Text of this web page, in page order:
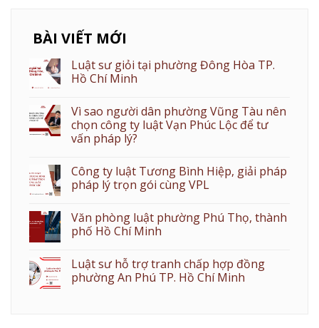
BÀI VIẾT MỚI
Luật sư giỏi tại phường Đông Hòa TP.
Hồ Chí Minh
Vì sao người dân phường Vũng Tàu nên
chọn công ty luật Vạn Phúc Lộc để tư
vấn pháp lý?
Công ty luật Tương Bình Hiệp, giải pháp
pháp lý trọn gói cùng VPL
Văn phòng luật phường Phú Thọ, thành
phố Hồ Chí Minh
Luật sư hỗ trợ tranh chấp hợp đồng
phường An Phú TP. Hồ Chí Minh